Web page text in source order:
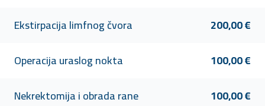
Ekstirpacija limfnog čvora
200,00 €
Operacija uraslog nokta
100,00 €
Nekrektomija i obrada rane
100,00 €